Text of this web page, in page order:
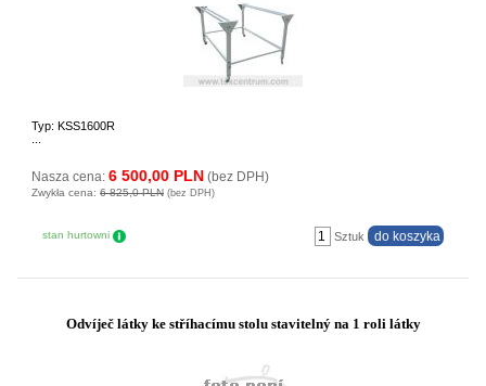
Typ: KSS1600R
Nasza cena: 6 500,00 PLN (bez DPH)
Zwykła cena: 6 825,0 PLN (bez DPH)
stan hurtowni Sztuk
Odvíječ látky ke stříhacímu stolu stavitelný na 1 roli látky